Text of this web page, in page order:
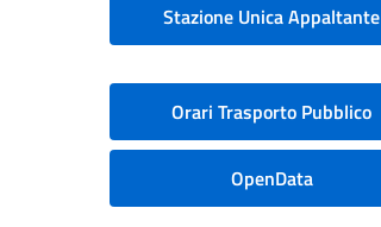
Stazione Unica Appaltante
Orari Trasporto Pubblico
OpenData